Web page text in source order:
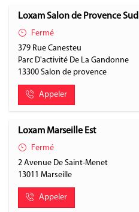
Loxam Salon de Provence Sud
Fermé
379 Rue Canesteu
Parc D'activité De La Gandonne
13300 Salon de provence
Appeler
Loxam Marseille Est
Fermé
2 Avenue De Saint-Menet
13011 Marseille
Appeler